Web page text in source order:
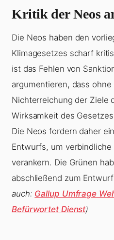
Kritik der Neos
Die Neos haben den
Klimagesetzes scharf
ist das Fehlen von
argumentieren, dass
Nichterreichung der Ziele
Wirksamkeit des
Die Neos fordern daher
Entwurfs, um verbindliche
verankern. Die Grünen
abschließend zum
auch: Gallup Umfrage
Befürwortet Dienst)